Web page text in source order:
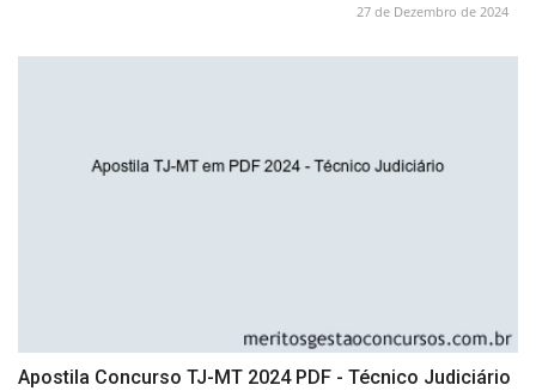
27 de Dezembro de 2024
Apostila Concurso TJ-MT 2024 PDF - Técnico Judiciário